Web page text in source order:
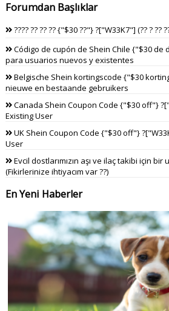
Forumdan Başlıklar
???? ?? ?? ?? {"$30 ??"} ?["W33K7"] (?? ? ??
Código de cupón de Shein Chile {"$30 de
para usuarios nuevos y existentes
Belgische Shein kortingscode {"$30
nieuwe en bestaande gebruikers
Canada Shein Coupon Code {"$30 off"}
Existing User
UK Shein Coupon Code {"$30 off"}
User
Evcil dostlarımızın aşı ve ilaç takibi için
(Fikirlerinize ihtiyacım var ??)
En Yeni Haberler